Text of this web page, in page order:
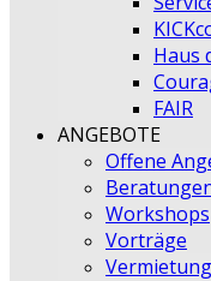
Haus
FAIR
ANGEBOTE
Offene
Workshops
Vorträge
Vermietung